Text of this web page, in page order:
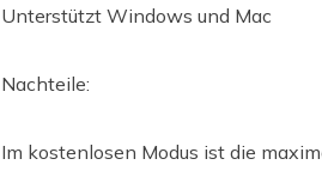
Unterstützt Windows und Mac
Nachteile:
Im kostenlosen Modus ist die